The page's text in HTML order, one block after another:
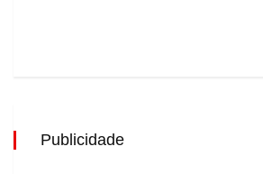
Publicidade